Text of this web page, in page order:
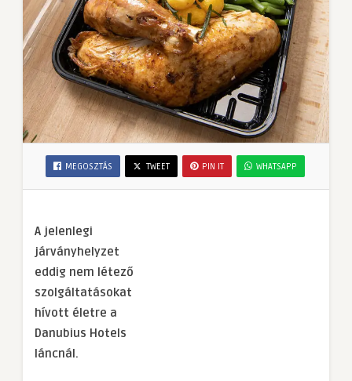
MEGOSZTÁS TWEET PIN IT WHATSAPP
A jelenlegi
járványhelyzet
eddig nem létező
szolgáltatásokat
hívott életre a
Danubius Hotels
láncnál.